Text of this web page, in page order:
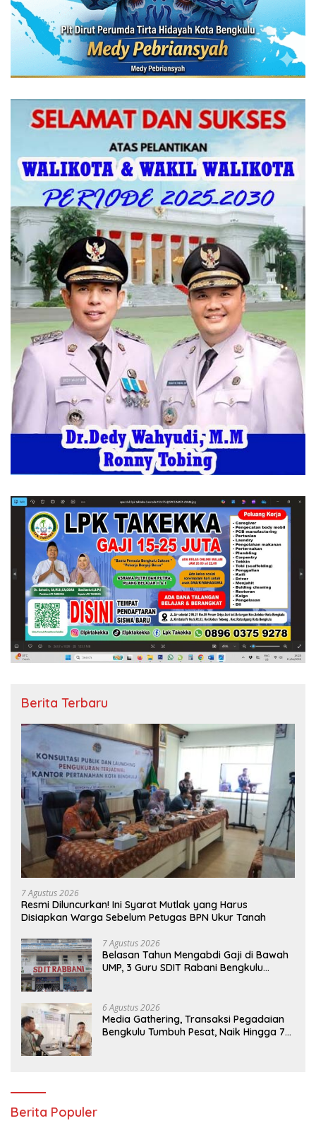
Berita Terbaru
7 Agustus 2026
Resmi Diluncurkan! Ini Syarat Mutlak yang Harus
Disiapkan Warga Sebelum Petugas BPN Ukur Tanah
7 Agustus 2026
Belasan Tahun Mengabdi Gaji di Bawah
UMP, 3 Guru SDIT Rabani Bengkulu
6 Agustus 2026
Media Gathering, Transaksi Pegadaian
Bengkulu Tumbuh Pesat, Naik Hingga 70
Berita Populer